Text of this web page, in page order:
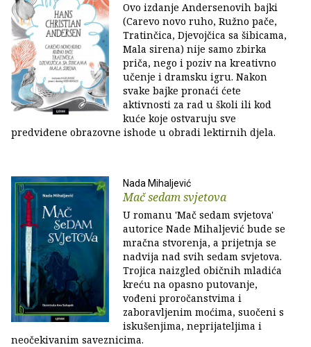
Ovo izdanje Andersenovih bajki
(Carevo novo ruho, Ružno pače,
Tratinčica, Djevojčica sa šibicama,
Mala sirena) nije samo zbirka
priča, nego i poziv na kreativno
učenje i dramsku igru. Nakon
svake bajke pronaći ćete
aktivnosti za rad u školi ili kod
kuće koje ostvaruju sve
predviđene obrazovne ishode u obradi lektirnih djela.
Nada Mihaljević
Mač sedam svjetova
U romanu 'Mač sedam svjetova'
autorice Nade Mihaljević bude se
mračna stvorenja, a prijetnja se
nadvija nad svih sedam svjetova.
Trojica naizgled običnih mladića
kreću na opasno putovanje,
vođeni proročanstvima i
zaboravljenim moćima, suočeni s
iskušenjima, neprijateljima i
neočekivanim saveznicima.